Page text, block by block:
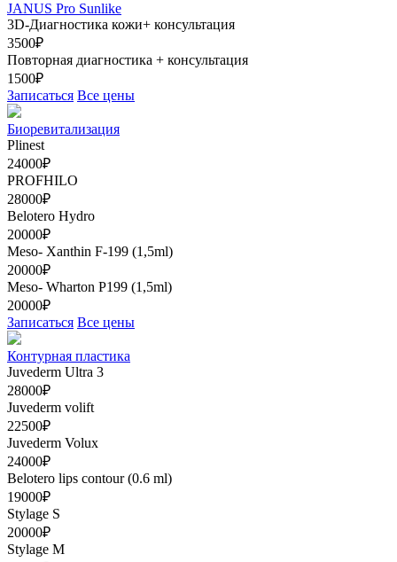
JANUS Pro Sunlike
3D-Диагностика кожи+ консультация
3500₽
Повторная диагностика + консультация
1500₽
Записаться Все цены
Биоревитализация
Plinest
24000₽
PROFHILO
28000₽
Belotero Hydro
20000₽
Meso- Xanthin F-199 (1,5ml)
20000₽
Meso- Wharton Р199 (1,5ml)
20000₽
Записаться Все цены
Контурная пластика
Juvederm Ultra 3
28000₽
Juvederm volift
22500₽
Juvederm Volux
24000₽
Belotero lips contour (0.6 ml)
19000₽
Stylage S
20000₽
Stylage M